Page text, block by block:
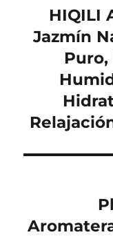
entradas
Entrada
anterior:
HIQILI
Jazmín
siguiente: